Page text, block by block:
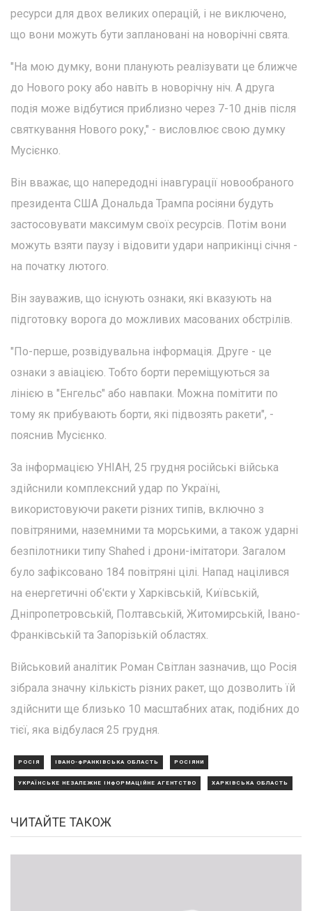
ресурси для двох великих операцій, і не виключено,
що вони можуть бути заплановані на новорічні свята.
"На мою думку, вони планують реалізувати це ближче
до Нового року або навіть в новорічну ніч. А друга
подія може відбутися приблизно через 7-10 днів після
святкування Нового року," - висловлює свою думку
Мусієнко.
Він вважає, що напередодні інавгурації новообраного
президента США Дональда Трампа росіяни будуть
застосовувати максимум своїх ресурсів. Потім вони
можуть взяти паузу і відовити удари наприкінці січня -
на початку лютого.
Він зауважив, що існують ознаки, які вказують на
підготовку ворога до можливих масованих обстрілів.
"По-перше, розвідувальна інформація. Друге - це
ознаки з авіацією. Тобто борти переміщуються за
лінією в "Енгельс" або навпаки. Можна помітити по
тому як прибувають борти, які підвозять ракети", -
пояснив Мусієнко.
За інформацією УНІАН, 25 грудня російські війська
здійснили комплексний удар по Україні,
використовуючи ракети різних типів, включно з
повітряними, наземними та морськими, а також ударні
безпілотники типу Shahed і дрони-імітатори. Загалом
було зафіксовано 184 повітряні цілі. Напад націлився
на енергетичні об'єкти у Харківській, Київській,
Дніпропетровській, Полтавській, Житомирській, Івано-
Франківській та Запорізькій областях.
Військовий аналітик Роман Світлан зазначив, що Росія
зібрала значну кількість різних ракет, що дозволить їй
здійснити ще близько 10 масштабних атак, подібних до
тієї, яка відбулася 25 грудня.
РОСІЯ ІВАНО-ФРАНКІВСЬКА ОБЛАСТЬ РОСІЯНИ
УКРАЇНСЬКЕ НЕЗАЛЕЖНЕ ІНФОРМАЦІЙНЕ АГЕНТСТВО ХАРКІВСЬКА ОБЛАСТЬ
ЧИТАЙТЕ ТАКОЖ